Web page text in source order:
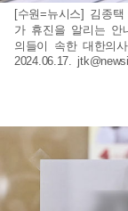
[수원=뉴시스] 김종
가 휴진을 알리는 안
의들이 속한 대한의
2024.06.17.